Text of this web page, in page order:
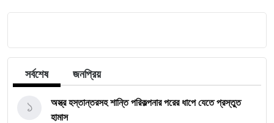
সর্বশেষ জনপ্রিয়
অস্ত্র হস্তান্তরসহ শান্তি পরিকল্পনার পরের ধাপে যেতে প্রস্তুত
হামাস
১